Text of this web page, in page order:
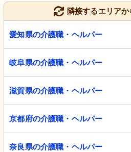
隣接するエリア
愛知県の介護職・ヘルパー
岐阜県の介護職・ヘルパー
滋賀県の介護職・ヘルパー
京都府の介護職・ヘルパー
奈良県の介護職・ヘルパー